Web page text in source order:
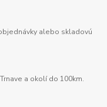
alebo skladovú
a okolí do 100km.